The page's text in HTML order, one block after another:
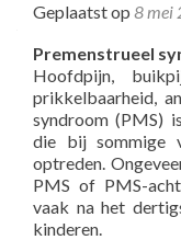
Geplaatst op 8 mei
Premenstrueel
Hoofdpijn,
prikkelbaarheid,
syndroom (PMS)
die bij sommige
optreden.
PMS of PMS-
vaak na het
kinderen.